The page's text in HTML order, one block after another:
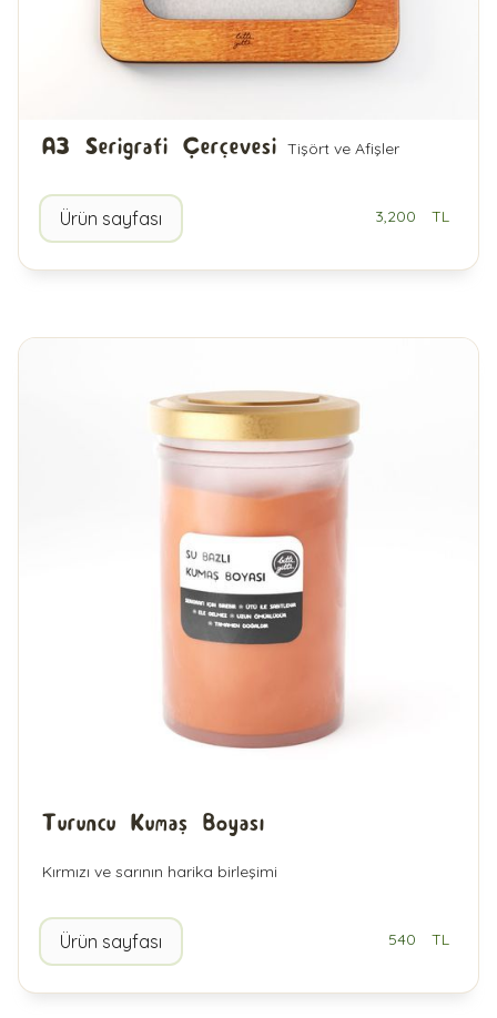
A3 Serigrafi Çerçevesi Tişört ve Afişler
Ürün sayfası 3,200 TL
Turuncu Kumaş Boyası
Kırmızı ve sarının harika birleşimi
Ürün sayfası 540 TL